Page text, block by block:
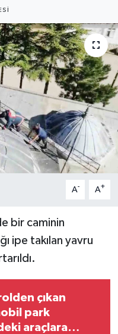
A- A+
bir caminin
ipe takılan yavru
çıkan
park
araçlara